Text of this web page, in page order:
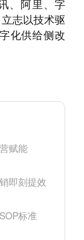
、阿里、字
志以技术驱
化供给侧改
赋能
即刻提效
标准